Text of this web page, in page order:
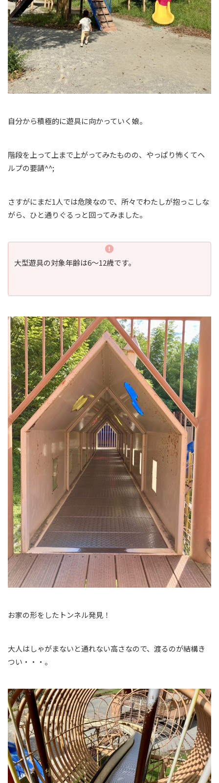
自分から積極的に遊具に向かっていく娘。
階段を上って上まで上がってみたものの、やっぱり怖くてヘ
ルプの要請^^;
さすがにまだ1人では危険なので、所々でわたしが抱っこしな
がら、ひと通りぐるっと回ってみました。
大型遊具の対象年齢は6〜12歳です。
お家の形をしたトンネル発見！
大人はしゃがまないと通れない高さなので、渡るのが結構き
つい・・・。